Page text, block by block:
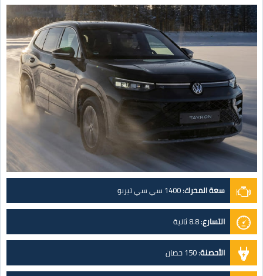
سعة المحرك:1400 سي سي تيربو
التسارع:8.8 ثانية
الأحصنة:150 حصان